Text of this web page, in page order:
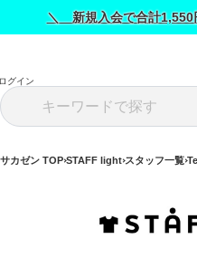
＼ 新規入会で合計
グイン
サカゼン TOP STAFF light スタッフ一覧